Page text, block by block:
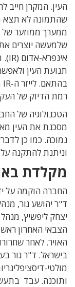
העין. המקרן חייב
שלמעשה יוצרים
תנועת העין
רמת הדיוק של
הטכנולוגיה של
מסכנת את העין
נמוכה. כמו כן
וניתנת להתקנה על
מקלדת
החברה הוקמה על
ד"ר יהושע גור,
יצחק ליפשיץ,
הצבאי האחרון
האויר. לאחר
מולטי-
ותוכנה. עבד